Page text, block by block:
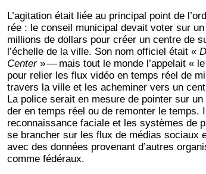
L’a­gi­ta­tion était liée au prin­ci­pal point de
rée : le conseil muni­ci­pal devait voter sur
mil­lions de dol­lars pour créer un centre de
l’é­chelle de la ville. Son nom offi­ciel était «
Cen­ter» — mais tout le monde l’ap­pe­lait «
pour relier les flux vidéo en temps réel de
tra­vers la ville et les ache­mi­ner vers un
La police serait en mesure de poin­ter sur
der en temps réel ou de remon­ter le temps.
recon­nais­sance faciale et les sys­tèmes de
se bran­cher sur les flux de médias sociaux
avec des don­nées pro­ve­nant d’autres
comme fédéraux.